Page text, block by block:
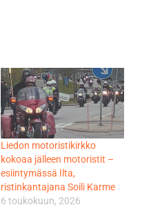
Liedon motoristikirkko
kokoaa jälleen motoristit –
esiintymässä Ilta,
ristinkantajana Soili Karme
6 toukokuun, 2026